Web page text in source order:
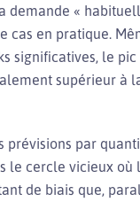
demande «
cas en pratique.
significatives, le
supérieur à
prévisions par
le cercle vicieux où
de biais que,